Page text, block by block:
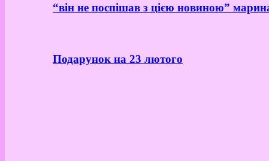
“він не поспішав з цією новиною”
Подарунок на 23 лютого